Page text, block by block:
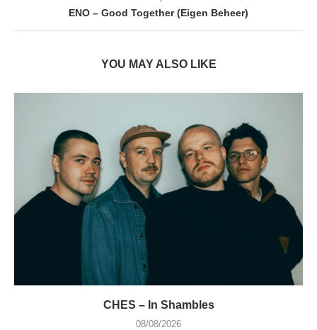
ENO – Good Together (Eigen Beheer)
YOU MAY ALSO LIKE
CHES – In Shambles
08/08/2026